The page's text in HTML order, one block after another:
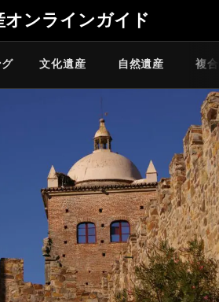
オンラインガイド
グ 文化遺産 自然遺産 複